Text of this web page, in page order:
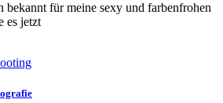
bekannt für meine sexy und farbenfrohen
es jetzt